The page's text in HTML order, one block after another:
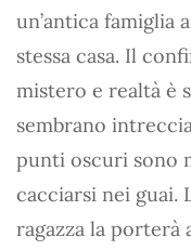
un’antica famiglia
stessa casa. Il
mistero e realtà è
sembrano
punti oscuri sono
cacciarsi nei guai.
ragazza la porterà